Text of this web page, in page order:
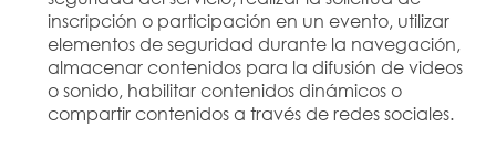
inscripción o participación en un evento, utilizar
elementos de seguridad durante la navegación,
almacenar contenidos para la difusión de videos
o sonido, habilitar contenidos dinámicos o
compartir contenidos a través de redes sociales.